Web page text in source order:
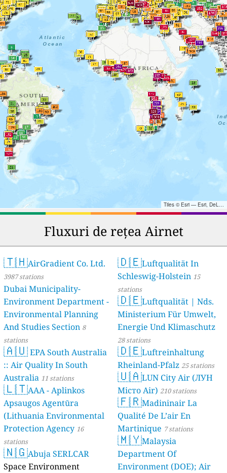
Tiles © Esri — Esri, DeLorme, NAVTEQ, TomTom, Intermap, iPC, USGS, FAO, NPS, NRCAN, GeoBase, Kadaster NL, Ordnance Survey, Esri Japan, METI, Esri China (Hong Kong), and the GIS User Community
Fluxuri de rețea Airnet
🇹🇭AirGradient Co. Ltd.
3987 stations
Dubai Municipality-
Environment Department -
Environmental Planning
And Studies Section 8
stations
🇦🇺EPA South Australia
:: Air Quality In South
Australia 11 stations
🇱🇹AAA - Aplinkos
Apsaugos Agentūra
(Lithuania Environmental
Protection Agency 16
stations
🇳🇬Abuja SERLCAR
Space Environment
🇩🇪Luftqualität In
Schleswig-Holstein 15
stations
🇩🇪Luftqualität | Nds.
Ministerium Für Umwelt,
Energie Und Klimaschutz
28 stations
🇩🇪Luftreinhaltung
Rheinland-Pfalz 25 stations
🇺🇦LUN City Air (ЛУН
Місто Air) 210 stations
🇫🇷Madininair La
Qualité De L’air En
Martinique 7 stations
🇲🇾Malaysia
Department Of
Environment (DOE); Air